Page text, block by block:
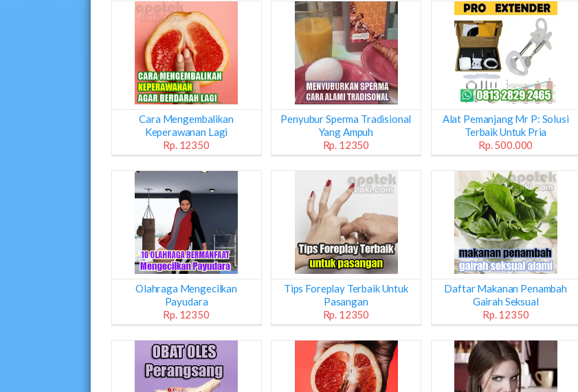
Cara Mengembalikan
Keperawanan Lagi
Rp. 12350
Penyubur Sperma Tradisional
Yang Ampuh
Rp. 12350
Alat Pemanjang Mr P: Solusi
Terbaik Untuk Pria
Rp. 500.000
Olahraga Mengecilkan
Payudara
Rp. 12350
Tips Foreplay Terbaik Untuk
Pasangan
Rp. 12350
Daftar Makanan Penambah
Gairah Seksual
Rp. 12350